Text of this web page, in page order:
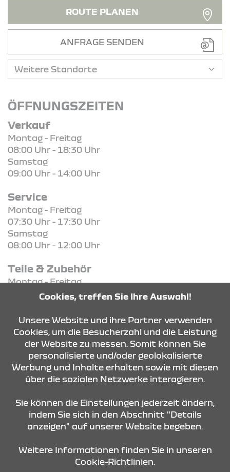
ROUTE PLANEN
ANFRAGE SENDEN
ÖFFNUNGSZEITEN
Verkauf
Montag - Freitag
08:00 Uhr - 18:30 Uhr
Samstag
09:00 Uhr - 14:00 Uhr
Service
Montag - Freitag
07:30 Uhr - 17:30 Uhr
Samstag
08:00 Uhr - 12:00 Uhr
Teile & Zubehör
Montag - Freitag
07:00 Uhr - 17:00 Uhr
08:30 Uhr - 12:30 Uhr
KONTAKT & ANFAHRT
Cookies, treffen Sie Ihre Auswahl!
Unsere Website und ihre Partner verwenden
Cookies, um die Besucherzahl und die Leistung
der Website zu messen. Somit können Sie
personalisierte und/oder geolokalisierte
Werbung und Inhalte erhalten sowie mit diesen
über die sozialen Netzwerke interagieren.
Sie können die Einstellungen jederzeit ändern,
indem Sie sich in den Abschnitt "Details
anzeigen" auf unserer Website begeben.
Weitere Informationen finden Sie in unseren
Cookie-Richtlinien.